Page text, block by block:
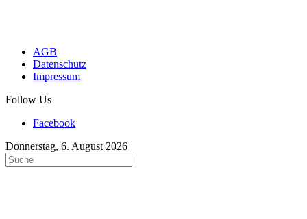
AGB
Datenschutz
Impressum
Follow Us
Facebook
Donnerstag, 6. August 2026